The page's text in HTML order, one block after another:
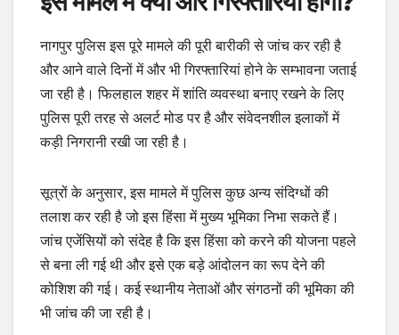
नागपुर पुलिस इस पूरे मामले की पूरी बारीकी से जांच कर रही है
और आने वाले दिनों में और भी गिरफ्तारियां होने के सम्भावना जताई
जा रही है। फिलहाल शहर में शांति व्यवस्था बनाए रखने के लिए
पुलिस पूरी तरह से अलर्ट मोड पर है और संवेदनशील इलाकों में
कड़ी निगरानी रखी जा रही है।
सूत्रों के अनुसार, इस मामले में पुलिस कुछ अन्य संदिग्धों की
तलाश कर रही है जो इस हिंसा में मुख्य भूमिका निभा सकते हैं।
जांच एजेंसियों को संदेह है कि इस हिंसा को करने की योजना पहले
से बना ली गई थी और इसे एक बड़े आंदोलन का रूप देने की
कोशिश की गई। कई स्थानीय नेताओं और संगठनों की भूमिका की
भी जांच की जा रही है।